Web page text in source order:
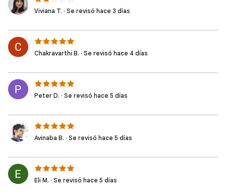
Viviana T. · Se revisó hace 3 días
Chakravarthi B. · Se revisó hace 4 días
Peter D. · Se revisó hace 5 días
Avinaba B. · Se revisó hace 5 días
Eli M. · Se revisó hace 5 días